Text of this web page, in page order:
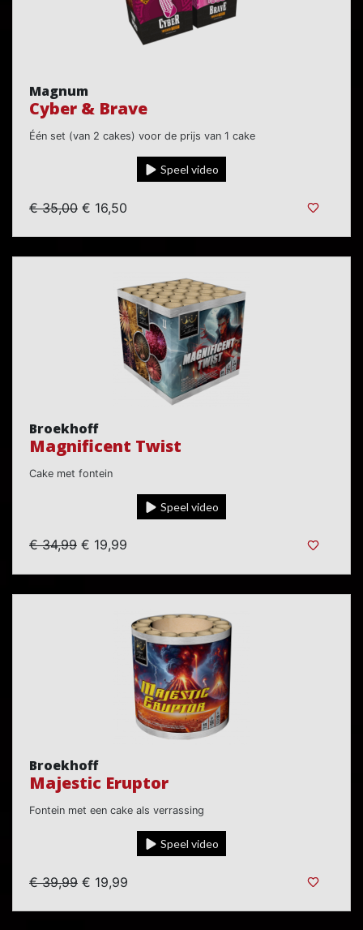
Magnum
Cyber & Brave
Één set (van 2 cakes) voor de prijs van 1 cake
Speel video
€ 35,00 € 16,50
Broekhoff
Magnificent Twist
Cake met fontein
Speel video
€ 34,99 € 19,99
Broekhoff
Majestic Eruptor
Fontein met een cake als verrassing
Speel video
€ 39,99 € 19,99